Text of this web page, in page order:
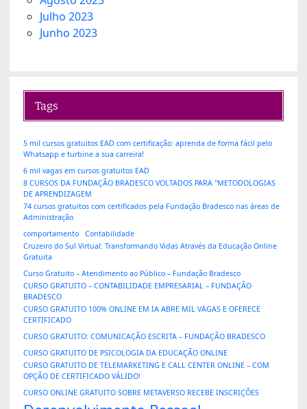
Julho 2023
Junho 2023
Tags
5 mil cursos gratuitos EAD com certificação: aprenda de forma fácil pelo
Whatsapp e turbine a sua carreira!
6 mil vagas em cursos gratuitos EAD
8 CURSOS DA FUNDAÇÃO BRADESCO VOLTADOS PARA "METODOLOGIAS
DE APRENDIZAGEM
74 cursos gratuitos com certificados pela Fundação Bradesco nas áreas de
Administração
comportamento
Contabilidade
Cruzeiro do Sul Virtual: Transformando Vidas Através da Educação Online
Gratuita
Curso Gratuito – Atendimento ao Público – Fundação Bradesco
CURSO GRATUITO – CONTABILIDADE EMPRESARIAL – FUNDAÇÃO
BRADESCO
CURSO GRATUITO 100% ONLINE EM IA ABRE MIL VAGAS E OFERECE
CERTIFICADO
CURSO GRATUITO: COMUNICAÇÃO ESCRITA – FUNDAÇÃO BRADESCO
CURSO GRATUITO DE PSICOLOGIA DA EDUCAÇÃO ONLINE
CURSO GRATUITO DE TELEMARKETING E CALL CENTER ONLINE – COM
OPÇÃO DE CERTIFICADO VÁLIDO!
CURSO ONLINE GRATUITO SOBRE METAVERSO RECEBE INSCRIÇÕES